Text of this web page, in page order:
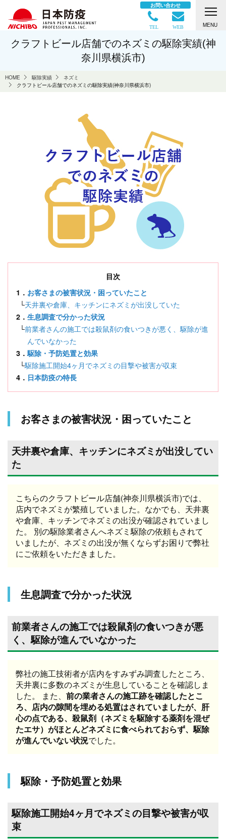
お問い合わせ
TEL WEB MENU
クラフトビール店舗でのネズミの駆除実績(神
奈川県横浜市)
HOME 駆除実績
ネズミ
クラフトビール店舗でのネズミの駆除実績(神奈川県横浜市)
目次
1． お客さまの被害状況・困っていたこと
└天井裏や倉庫、キッチンにネズミが出没していた
2． 生息調査で分かった状況
└前業者さんの施工では殺鼠剤の食いつきが悪く、駆除が進
んでいなかった
3．駆除・予防処置と効果
└駆除施工開始4ヶ月でネズミの目撃や被害が収束
4． 日本防疫の特長
お客さまの被害状況・困っていたこと
天井裏や倉庫、キッチンにネズミが出没してい
た
こちらのクラフトビール店舗(神奈川県横浜市)では、
店内でネズミが繁殖していました。なかでも、天井裏
や倉庫、キッチンでネズミの出没が確認されていまし
た。 別の駆除業者さんへネズミ駆除の依頼もされて
いましたが、ネズミの出没が無くならずお困りで弊社
にご依頼をいただきました。
生息調査で分かった状況
前業者さんの施工では殺鼠剤の食いつきが悪
く、駆除が進んでいなかった
弊社の施工技術者が店内をすみずみ調査したところ、
天井裏に多数のネズミが生息していることを確認しま
した。 また、 前の業者さんの施工跡を確認したとこ
ろ、店内の隙間を埋める処置はされていましたが、肝
心の点である、殺鼠剤（ネズミを駆除する薬剤を混ぜ
たエサ）がほとんどネズミに食べられておらず、駆除
が進んでいない状況でした。
駆除・予防処置と効果
駆除施工開始4ヶ月でネズミの目撃や被害が収
束